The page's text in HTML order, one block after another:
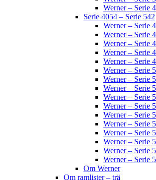
Werner – Serie
Serie 4054 – Serie 542
Werner – Serie
Werner – Serie
Werner – Serie
Werner – Serie
Werner – Serie
Werner – Serie
Werner – Serie
Werner – Serie
Werner – Serie
Werner – Serie
Werner – Serie
Werner – Serie
Werner – Serie
Werner – Serie
Werner – Serie
Werner – Serie
Om Werner
Om ramlister – trä